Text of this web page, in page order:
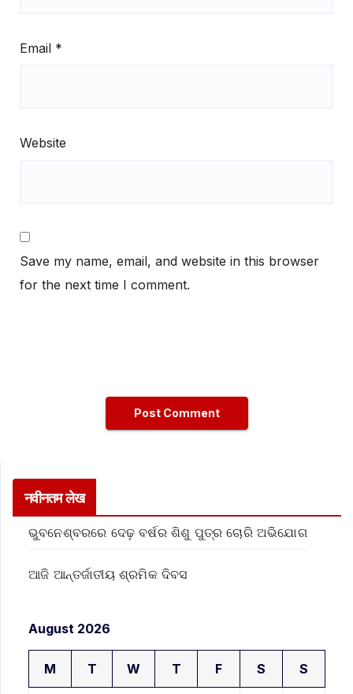
Email *
Website
Save my name, email, and website in this browser
for the next time I comment.
नवीनतम लेख
ଭୁବନେଶ୍ବରରେ ଦେଢ଼ ବର୍ଷର ଶିଶୁ ପୁତ୍ର ଚୋରି ଅଭିଯୋଗ
ଆଜି ଆନ୍ତର୍ଜାତୀୟ ଶ୍ରମିକ ଦିବସ
August 2026
M T W T F S S